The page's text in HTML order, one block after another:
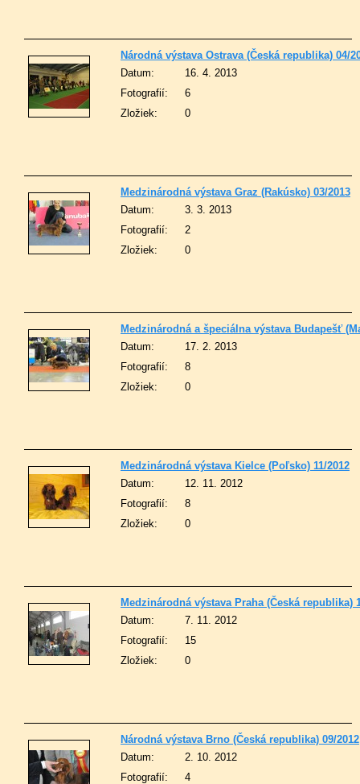
Národná výstava Ostrava (Česká republika) 04/
Datum:
16. 4. 2013
Fotografií:
6
Zložiek:
0
Medzinárodná výstava Graz (Rakúsko) 03/2013
Datum:
3. 3. 2013
Fotografií:
2
Zložiek:
0
Medzinárodná a špeciálna výstava Budapešť
Datum:
17. 2. 2013
Fotografií:
8
Zložiek:
0
Medzinárodná výstava Kielce (Poľsko) 11/2012
Datum:
12. 11. 2012
Fotografií:
8
Zložiek:
0
Medzinárodná výstava Praha (Česká republika)
Datum:
7. 11. 2012
Fotografií:
15
Zložiek:
0
Národná výstava Brno (Česká republika) 09/2012
Datum:
2. 10. 2012
Fotografií:
4